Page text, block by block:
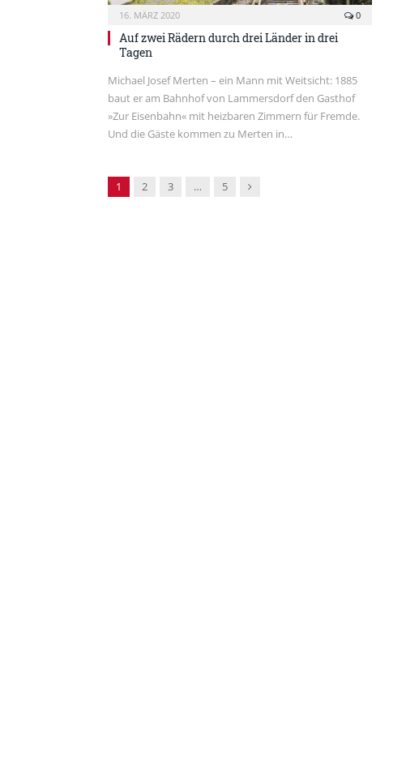
16. MÄRZ 2020 0
Auf zwei Rädern durch drei Länder in drei
Tagen
Michael Josef Merten – ein Mann mit Weitsicht: 1885
baut er am Bahnhof von Lammersdorf den Gasthof
»Zur Eisenbahn« mit heizbaren Zimmern für Fremde.
Und die Gäste kommen zu Merten in…
1 2 3 … 5 Next